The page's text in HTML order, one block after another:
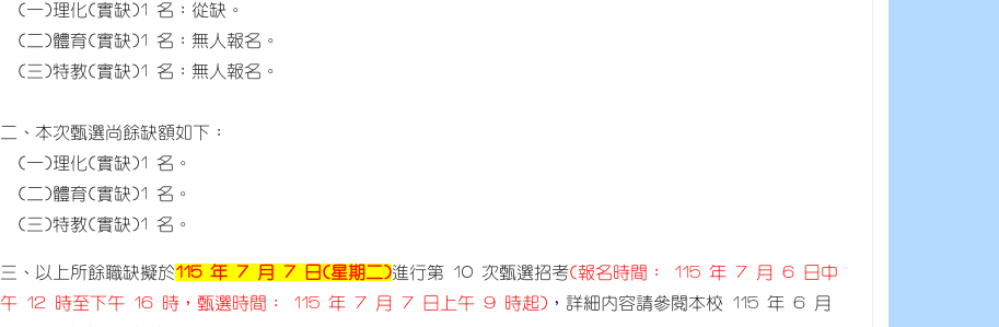
(一)理化(實缺)1 名：從缺。
(二)體育(實缺)1 名：無人報名。
(三)特教(實缺)1 名：無人報名。
二、本次甄選尚餘缺額如下：
(一)理化(實缺)1 名。
(二)體育(實缺)1 名。
(三)特教(實缺)1 名。
三、以上所餘職缺擬於115 年 7 月 7 日(星期二)進行第 10 次甄選招考(報名時間： 115 年 7 月 6 日中
午 12 時至下午 16 時，甄選時間： 115 年 7 月 7 日上午 9 時起) ，詳細內容請參閱本校 115 年 6 月